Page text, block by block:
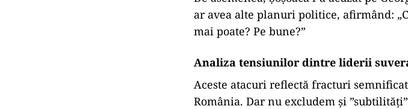
ar avea alte planuri politice, afirmând:
mai poate? Pe bune?”
Analiza tensiunilor dintre liderii
Aceste atacuri reflectă fracturi
România. Dar nu excludem și